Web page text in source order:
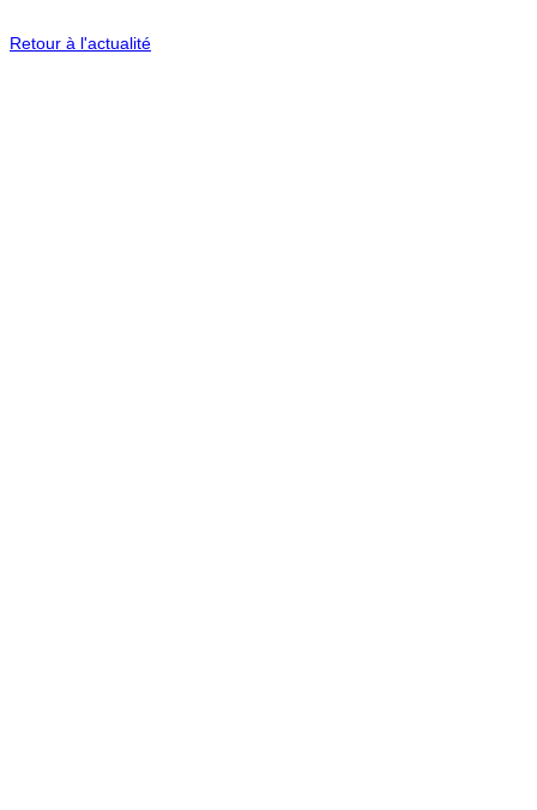
Retour à l'actualité